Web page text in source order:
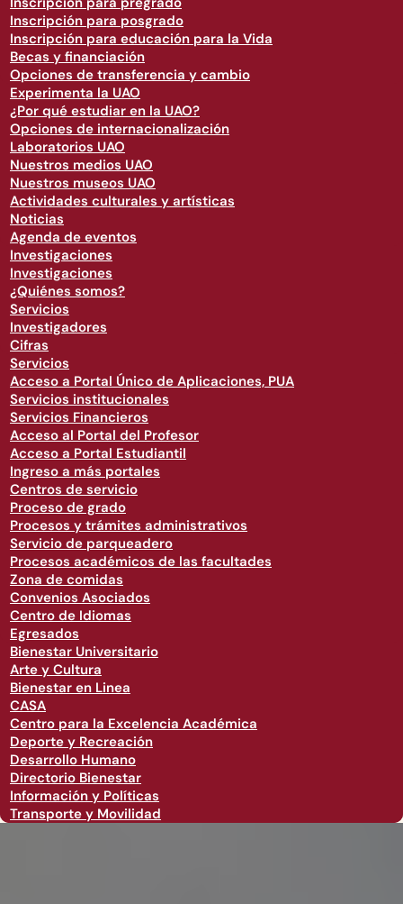
Inscripción para posgrado
Inscripción para educación para la Vida
Becas y financiación
Opciones de transferencia y cambio
Experimenta la UAO
¿Por qué estudiar en la UAO?
Opciones de internacionalización
Laboratorios UAO
Nuestros medios UAO
Nuestros museos UAO
Actividades culturales y artísticas
Noticias
Agenda de eventos
Investigaciones
Investigaciones
¿Quiénes somos?
Servicios
Investigadores
Cifras
Servicios
Acceso a Portal Único de Aplicaciones, PUA
Servicios institucionales
Servicios Financieros
Acceso al Portal del Profesor
Acceso a Portal Estudiantil
Ingreso a más portales
Centros de servicio
Proceso de grado
Procesos y trámites administrativos
Servicio de parqueadero
Procesos académicos de las facultades
Zona de comidas
Convenios Asociados
Centro de Idiomas
Egresados
Bienestar Universitario
Arte y Cultura
Bienestar en Linea
CASA
Centro para la Excelencia Académica
Deporte y Recreación
Desarrollo Humano
Directorio Bienestar
Información y Políticas
Transporte y Movilidad